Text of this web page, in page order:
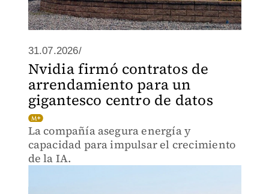
31.07.2026/
Nvidia firmó contratos de
arrendamiento para un
gigantesco centro de datos
La compañía asegura energía y
capacidad para impulsar el crecimiento
de la IA.